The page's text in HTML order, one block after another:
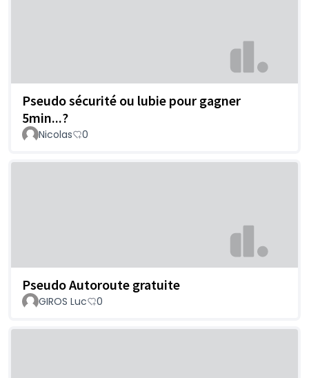
Pseudo sécurité ou lubie pour gagner
5min...?
Nicolas 0
Pseudo Autoroute gratuite
GIROS Luc 0